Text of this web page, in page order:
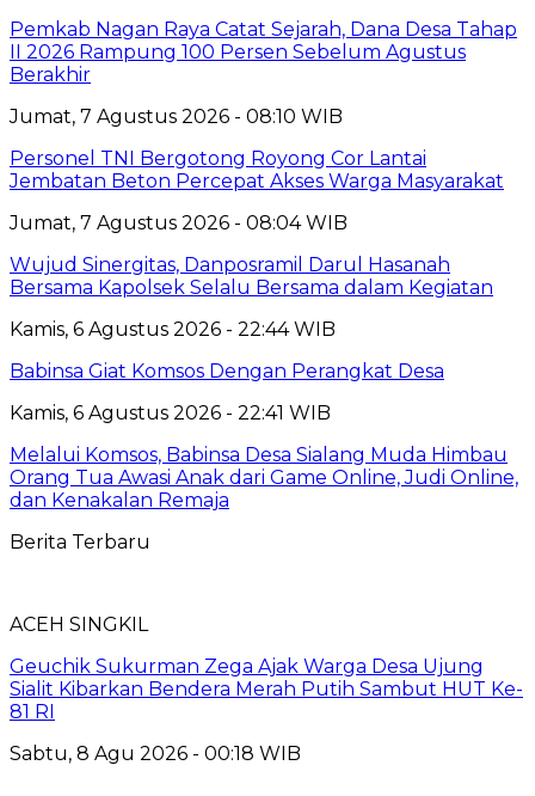
Pemkab Nagan Raya Catat Sejarah, Dana Desa Tahap
II 2026 Rampung 100 Persen Sebelum Agustus
Berakhir
Jumat, 7 Agustus 2026 - 08:10 WIB
Personel TNI Bergotong Royong Cor Lantai
Jembatan Beton Percepat Akses Warga Masyarakat
Jumat, 7 Agustus 2026 - 08:04 WIB
Wujud Sinergitas, Danposramil Darul Hasanah
Bersama Kapolsek Selalu Bersama dalam Kegiatan
Kamis, 6 Agustus 2026 - 22:44 WIB
Babinsa Giat Komsos Dengan Perangkat Desa
Kamis, 6 Agustus 2026 - 22:41 WIB
Melalui Komsos, Babinsa Desa Sialang Muda Himbau
Orang Tua Awasi Anak dari Game Online, Judi Online,
dan Kenakalan Remaja
Berita Terbaru
ACEH SINGKIL
Geuchik Sukurman Zega Ajak Warga Desa Ujung
Sialit Kibarkan Bendera Merah Putih Sambut HUT Ke-
81 RI
Sabtu, 8 Agu 2026 - 00:18 WIB